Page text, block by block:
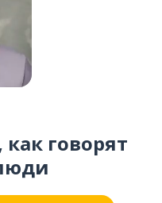
говорят